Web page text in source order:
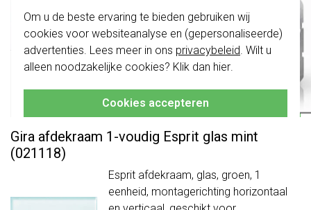
Om u de beste ervaring te bieden gebruiken wij
cookies voor websiteanalyse en (gepersonaliseerde)
advertenties. Lees meer in ons privacybeleid. Wilt u
alleen noodzakelijke cookies? Klik dan hier.
Cookies accepteren
Verwachte levertijd:
voor 21u besteld, morgen in
huis*
Huidige voorraad:
5,95 +
-
Gira afdekraam 1-voudig Esprit glas mint
(021118)
Esprit afdekraam, glas, groen, 1
eenheid, montagerichting horizontaal
schakelwippen zijn vernieuwd. Ze zijn
niette combineren met de schakelaars
van vóór augustus 2024.
Klik hiervoor meer informatie, zodat je